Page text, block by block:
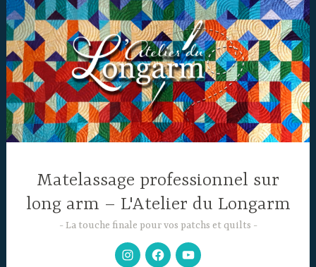
Accéder
au
contenu
principal
Matelassage professionnel sur
long arm – L'Atelier du Longarm
La touche finale pour vos patchs et quilts
Mon
Instagram
Facebook
Chaine
YouTube